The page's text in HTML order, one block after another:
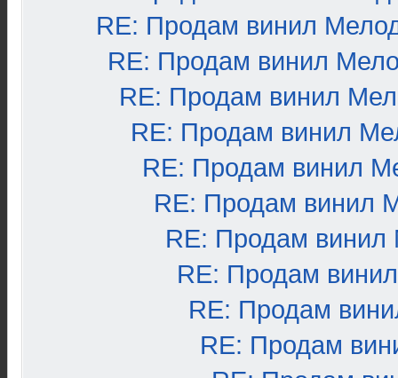
RE: Продам винил
RE: Продам винил
RE: Продам винил
RE: Продам винил
RE: Продам винил
RE: Продам винил
RE: Продам винил
RE: Продам
RE: Продам
RE: Продам